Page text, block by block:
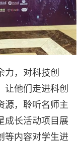
力，对科技创
让他们走进科创
源，聆听名师主
成长活动项目展
等内容对学生进